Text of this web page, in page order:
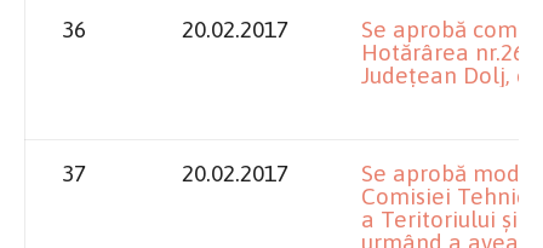
36 20.02.2017
Se aprobă
Hotărârea nr.26/
Judeţean Dolj,
37 20.02.2017
Se aprobă
Comisiei
a Teritoriului şi
urmând a avea